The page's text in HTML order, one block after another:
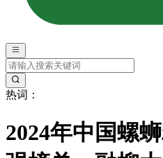
热词：
2024年中国螺